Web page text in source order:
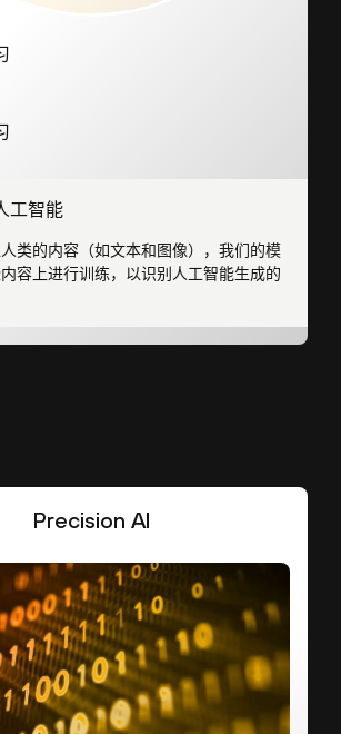
威胁。
抽象模式并检测不断变化的威胁。
工智能
类的内容（如文本和图像），我们的模
容上进行训练，以识别人工智能生成的
Precision AI